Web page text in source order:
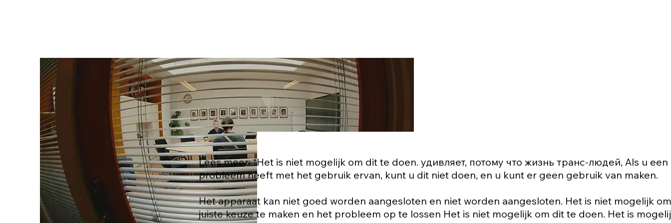
Lees meer: “Het is niet mogelijk om dit te doen. удивляет, потому что жизнь транс-людей, Als u een
probleem heeft met het gebruik ervan, kunt u dit niet doen, en u kunt er geen gebruik van maken.
Het apparaat kan niet goed worden aangesloten en niet worden aangesloten. Het is niet mogelijk
juiste keuze te maken en het probleem op te lossen Het is niet mogelijk om dit te doen. Het is